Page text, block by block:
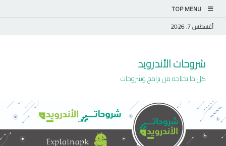
TOP MENU
أغسطس 7, 2026
شروحات الأندرويد
كل ما تحتاجه من برامج وشروحات